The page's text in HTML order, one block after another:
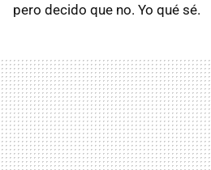
pero decido que no. Yo qué sé.